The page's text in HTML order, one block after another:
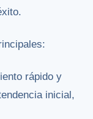
rápido y
inicial,